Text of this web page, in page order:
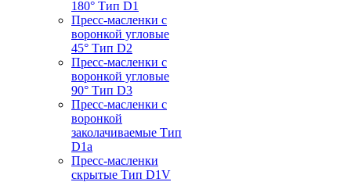
180° Тип D1
Пресс-масленки с
воронкой угловые
45° Тип D2
Пресс-масленки с
воронкой угловые
90° Тип D3
Пресс-масленки с
воронкой
заколачиваемые Тип
D1a
Пресс-масленки
скрытые Тип D1V